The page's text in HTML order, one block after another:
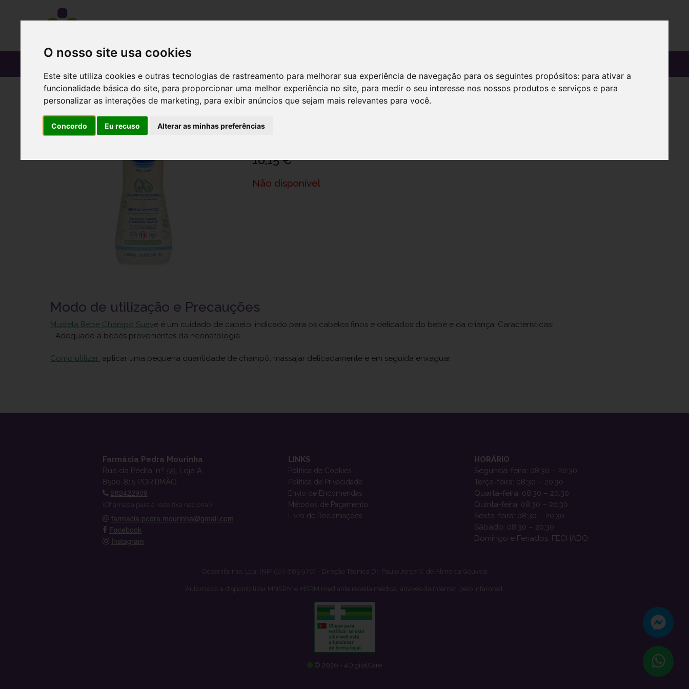
O nosso site usa cookies
Este site utiliza cookies e outras tecnologias de rastreamento para melhorar sua experiência de navegação para os seguintes propósitos: para ativar a
funcionalidade básica do site, para proporcionar uma melhor experiência no site, para medir o seu interesse nos nossos produtos e serviços e para
personalizar as interações de marketing, para exibir anúncios que sejam mais relevantes para você.
Concordo Eu recuso Alterar as minhas preferências
Mustela Pn Ch Suave Bebe 500Ml
16,15 €
Não disponível
Modo de utilização e Precauções
Mustela Bebé Champô Suave é um cuidado de cabelo, indicado para os cabelos finos e delicados do bebé e da criança. Características:
- Adequado a bebés provenientes da neonatologia.
Como utilizar: aplicar uma pequena quantidade de champô, massajar delicadamente e em seguida enxaguar.
Farmácia Pedra Mourinha
Rua da Pedra, nº 59, Loja A
8500-815 PORTIMÃO
282422909
(Chamada para a rede fixa nacional)
farmacia.pedra.mourinha@gmail.com
Facebook
Instagram
LINKS
Política de Cookies
Política de Privacidade
Envio de Encomendas
Métodos de Pagamento
Livro de Reclamações
HORÁRIO
Segunda-feira: 08:30 – 20:30
Terça-feira: 08:30 – 20:30
Quarta-feira: 08:30 – 20:30
Quinta-feira: 08:30 – 20:30
Sexta-feira: 08:30 – 20:30
Sábado: 08:30 – 20:30
Domingo e Feriados: FECHADO
Oceanifarma, Lda. (NIF 507 665 970) - Direção Técnica Dr. Paulo Jorge V. de Almeida Gouveia
Autorizado a disponibilizar MNSRM e MSRM mediante receita médica, através da Internet, pelo Infarmed.
© 2026 - 4DigitalCare